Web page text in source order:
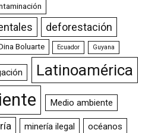
deforestación
Boluarte Ecuador Guyana
Latinoamérica
Medio ambiente
minería ilegal océanos